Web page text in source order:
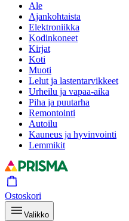
Ale
Ajankohtaista
Elektroniikka
Kodinkoneet
Kirjat
Koti
Muoti
Lelut ja lastentarvikkeet
Urheilu ja vapaa-aika
Piha ja puutarha
Remontointi
Autoilu
Kauneus ja hyvinvointi
Lemmikit
Ostoskori
Valikko